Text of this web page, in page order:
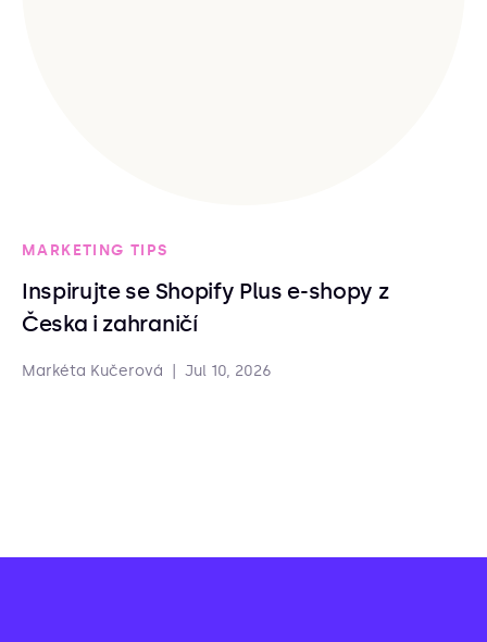
MARKETING TIPS
Inspirujte se Shopify Plus e-shopy z
Česka i zahraničí
Markéta Kučerová Jul 10, 2026